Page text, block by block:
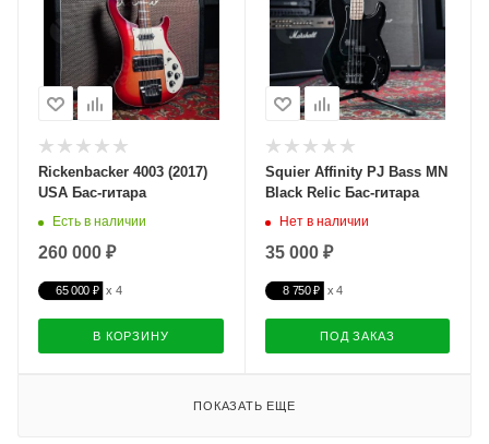
Rickenbacker 4003 (2017)
USA Бас-гитара
Есть в наличии
260 000 ₽
65 000 ₽
В КОРЗИНУ
Squier Affinity PJ Bass MN
Black Relic Бас-гитара
Нет в наличии
35 000 ₽
8 750 ₽
ПОД ЗАКАЗ
ПОКАЗАТЬ ЕЩЕ